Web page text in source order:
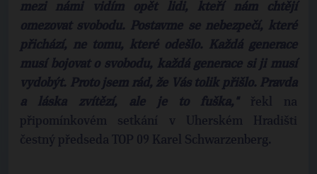
mezi námi vidím opět lidi, kteří nám chtějí
omezovat svobodu. Postavme se nebezpečí, které
přichází, ne tomu, které odešlo. Každá generace
musí bojovat o svobodu, každá generace si ji musí
vydobýt. Proto jsem rád, že Vás tolik přišlo. Pravda
a láska zvítězí, ale je to fuška,"řekl na
připomínkovém setkání v Uherském Hradišti
čestný předseda TOP 09 Karel Schwarzenberg.